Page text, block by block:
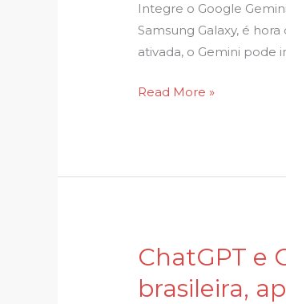
Integre o Google
Samsung Galaxy, é
ativada, o Gemini pode
seu
celular
Galaxy
Read More »
ChatGPT e
brasileira,
ChatGPT
Gemini